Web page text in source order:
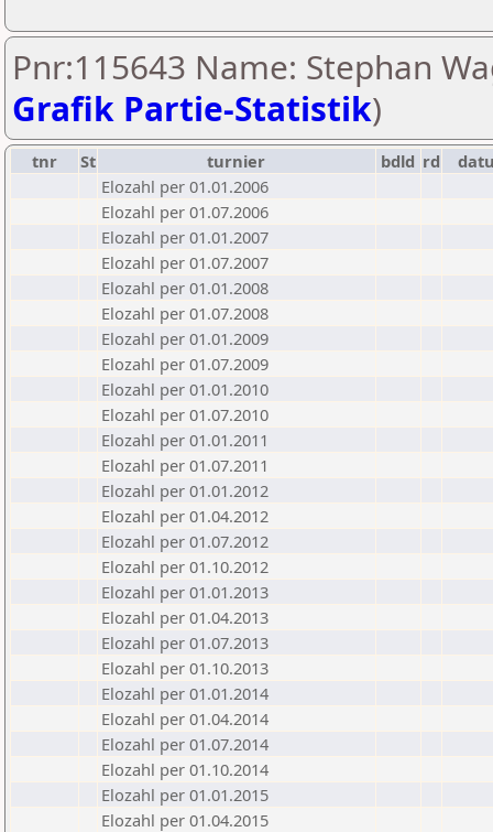
Pnr:115643 Name: Stephan
Grafik Partie-Statistik)
tnr St turnier bdld rd
Elozahl per 01.01.2006
Elozahl per 01.07.2006
Elozahl per 01.01.2007
Elozahl per 01.07.2007
Elozahl per 01.01.2008
Elozahl per 01.07.2008
Elozahl per 01.01.2009
Elozahl per 01.07.2009
Elozahl per 01.01.2010
Elozahl per 01.07.2010
Elozahl per 01.01.2011
Elozahl per 01.07.2011
Elozahl per 01.01.2012
Elozahl per 01.04.2012
Elozahl per 01.07.2012
Elozahl per 01.10.2012
Elozahl per 01.01.2013
Elozahl per 01.04.2013
Elozahl per 01.07.2013
Elozahl per 01.10.2013
Elozahl per 01.01.2014
Elozahl per 01.04.2014
Elozahl per 01.07.2014
Elozahl per 01.10.2014
Elozahl per 01.01.2015
Elozahl per 01.04.2015